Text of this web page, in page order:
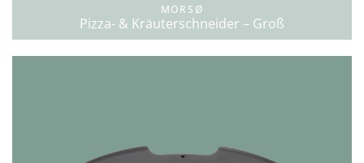
MORSØ
Pizza- & Kräuterschneider – Groß